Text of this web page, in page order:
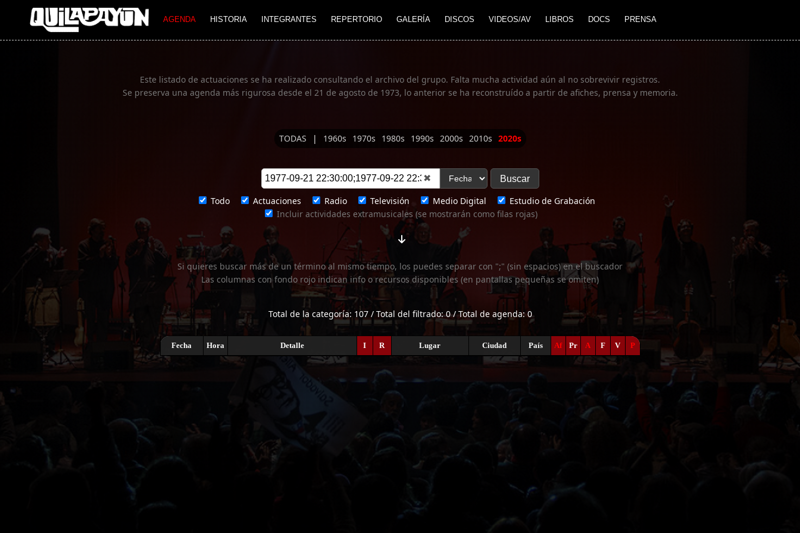
AGENDA HISTORIA INTEGRANTES REPERTORIO GALERÍA DISCOS VIDEOS/AV LIBROS DOCS PRENSA
Imagen 01
Este listado de actuaciones se ha realizado consultando el archivo del grupo. Falta mucha actividad aún al no sobrevivir registros.
Se preserva una agenda más rigurosa desde el 21 de agosto de 1973, lo anterior se ha reconstruído a partir de afiches, prensa y memoria.
TODAS | 1960s 1970s 1980s 1990s 2000s 2010s 2020s
✖
Todo Actuaciones Radio Televisión Medio Digital
Estudio de Grabación
Incluir actividades extramusicales (se mostrarán como filas rojas)
Si quieres buscar más de un término al mismo tiempo, los puedes separar con ";" (sin espacios) en el buscador
Las columnas con fondo rojo indican info o recursos disponibles (en pantallas pequeñas se omiten)
Total de la categoría: 107 / Total del filtrado: 0 / Total de agenda: 0
Fecha Hora Detalle I R Lugar Ciudad País Af Pr A F V P